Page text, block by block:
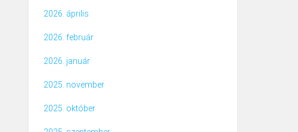
2026. április
2026. február
2026. január
2025. november
2025. október